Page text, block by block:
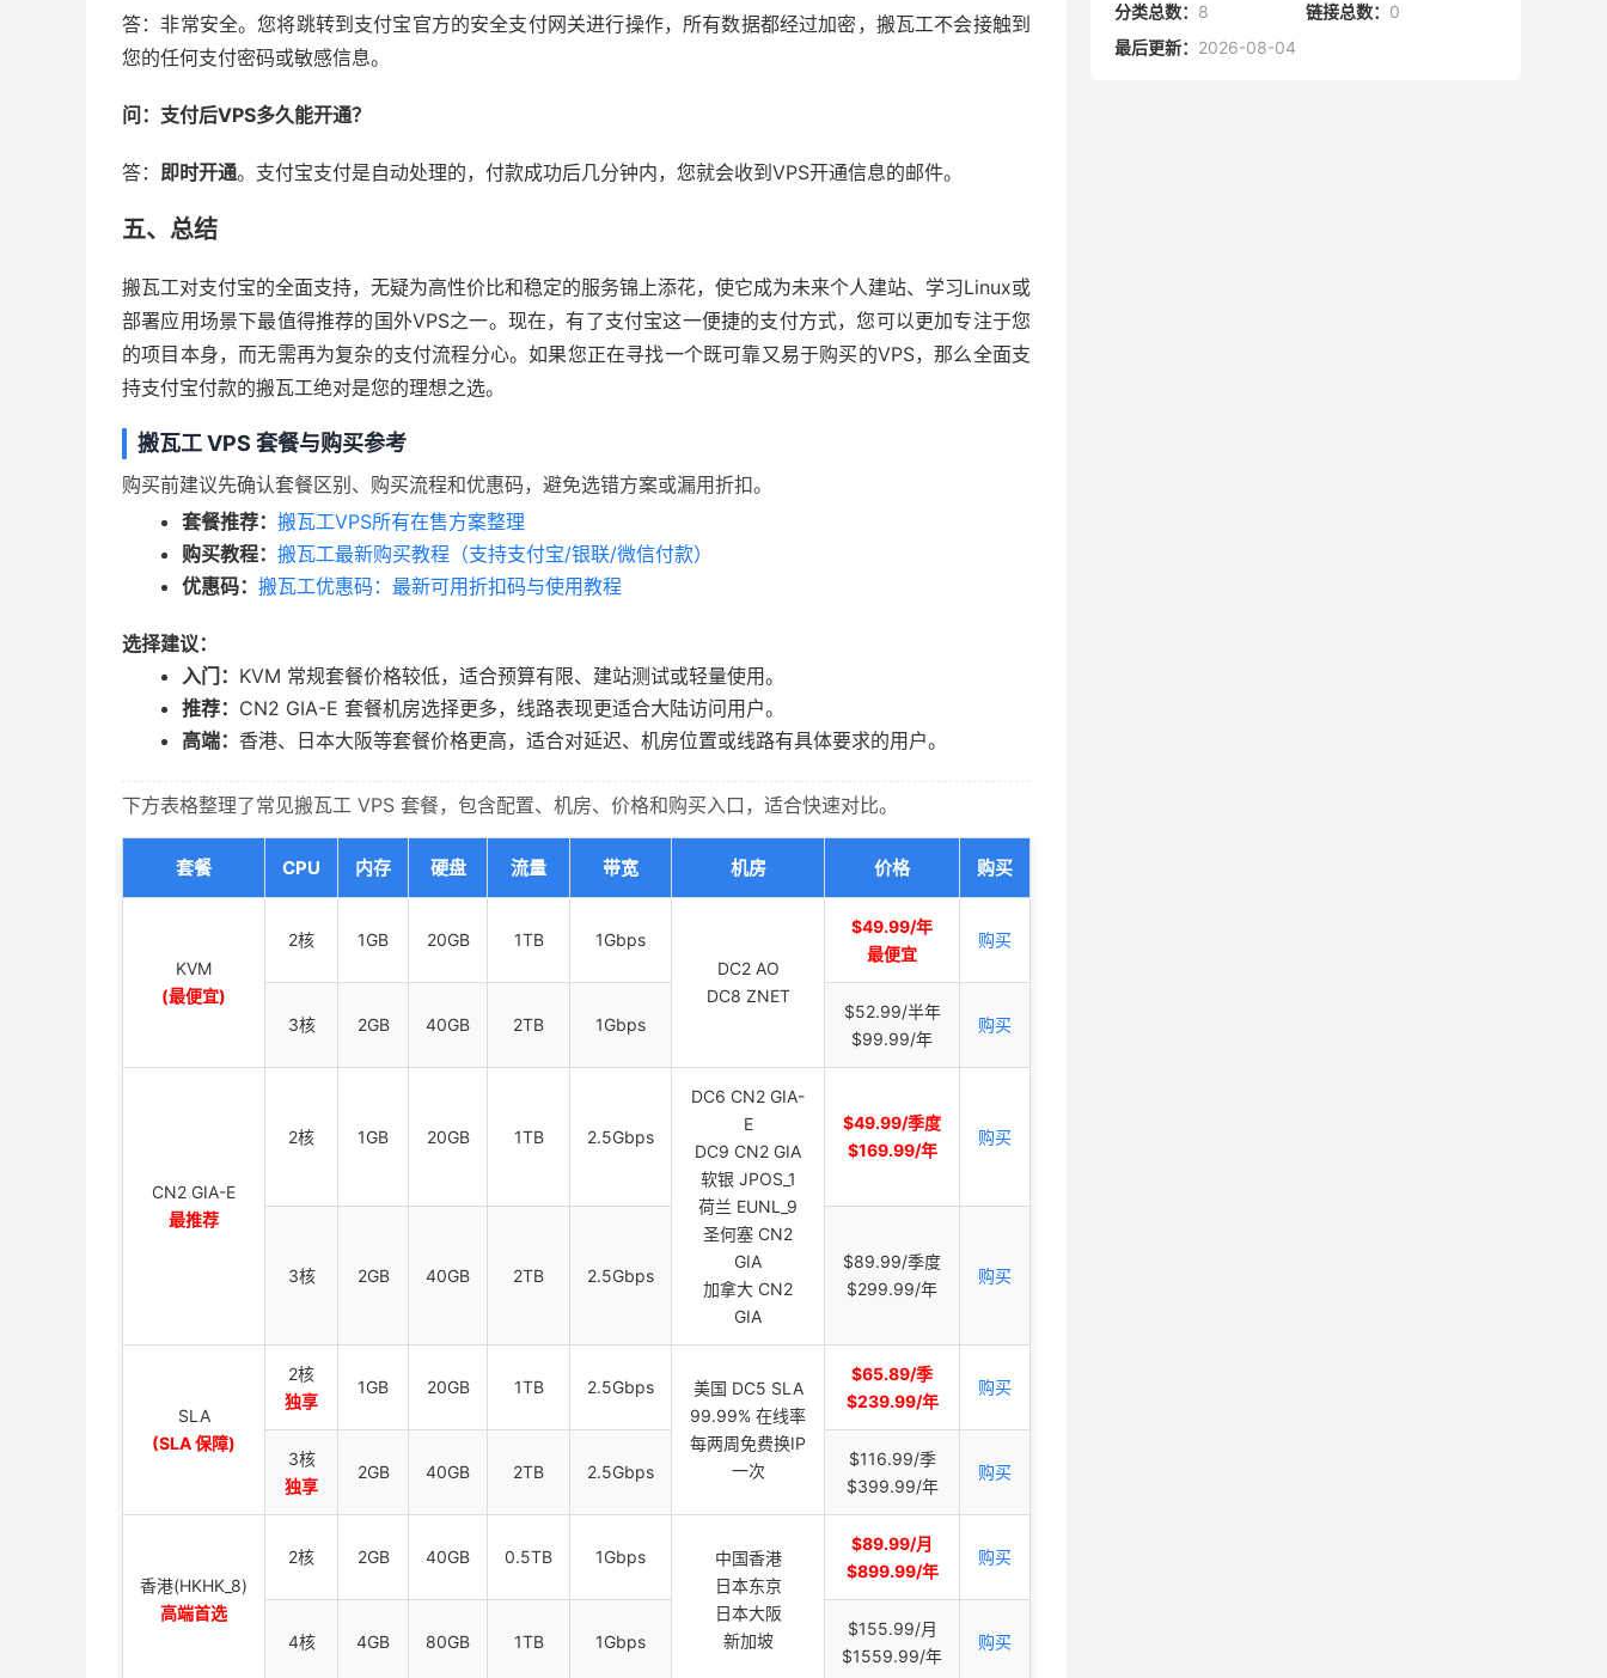
答：非常安全。您将跳转到支付宝官方的安全支付网关进行操作，所有数据都经过加密，搬瓦工不会接触到
您的任何支付密码或敏感信息。
问：支付后VPS多久能开通？
答： 即时开通。支付宝支付是自动处理的，付款成功后几分钟内，您就会收到VPS开通信息的邮件。
五、总结
搬瓦工对支付宝的全面支持，无疑为高性价比和稳定的服务锦上添花，使它成为未来个人建站、学习Linux或
部署应用场景下最值得推荐的国外VPS之一。现在，有了支付宝这一便捷的支付方式，您可以更加专注于您
的项目本身，而无需再为复杂的支付流程分心。如果您正在寻找一个既可靠又易于购买的VPS，那么全面支
持支付宝付款的搬瓦工绝对是您的理想之选。
搬瓦工 VPS 套餐与购买参考
购买前建议先确认套餐区别、购买流程和优惠码，避免选错方案或漏用折扣。
套餐推荐： 搬瓦工VPS所有在售方案整理
购买教程： 搬瓦工最新购买教程（支持支付宝/银联/微信付款）
优惠码： 搬瓦工优惠码：最新可用折扣码与使用教程
选择建议：
入门： KVM 常规套餐价格较低，适合预算有限、建站测试或轻量使用。
推荐： CN2 GIA-E 套餐机房选择更多，线路表现更适合大陆访问用户。
高端： 香港、日本大阪等套餐价格更高，适合对延迟、机房位置或线路有具体要求的用户。
下方表格整理了常见搬瓦工 VPS 套餐，包含配置、机房、价格和购买入口，适合快速对比。
套餐 CPU 内存 硬盘 流量 带宽 机房 价格 购买
KVM
(最便宜)
2核 1GB 20GB 1TB
1Gbps
DC2 AO
DC8 ZNET
$49.99/年
最便宜
购买
3核 2GB 40GB 2TB 1Gbps
$52.99/半年
$99.99/年
购买
CN2 GIA-E
最推荐
2核 1GB 20GB 1TB 2.5Gbps
DC6 CN2 GIA-
E
DC9 CN2 GIA
软银 JPOS_1
荷兰 EUNL_9
圣何塞 CN2
GIA
加拿大 CN2
GIA
$49.99/季度
$169.99/年
购买
3核 2GB 40GB 2TB 2.5Gbps
$89.99/季度
$299.99/年
购买
SLA
(SLA 保障)
2核
独享
1GB 20GB 1TB 2.5Gbps
美国 DC5 SLA
99.99% 在线率
每两周免费换IP
一次
$65.89/季
$239.99/年
购买
3核
独享
2GB 40GB 2TB 2.5Gbps
$116.99/季
$399.99/年
购买
香港(HKHK_8)
高端首选
2核 2GB 40GB 0.5TB 1Gbps
中国香港
日本东京
日本大阪
新加坡
$89.99/月
$899.99/年
购买
4核 4GB 80GB 1TB 1Gbps
$155.99/月
$1559.99/年
购买
分类总数： 8 链接总数： 0
最后更新： 2026-08-04